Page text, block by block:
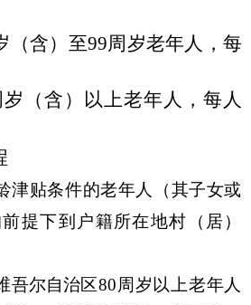
（含）至99周岁老年人，每
岁（含）以上老年人，每人
津贴条件的老年人（其子女或
提下到户籍所在地村（居）
吾尔自治区80周岁以上老年人